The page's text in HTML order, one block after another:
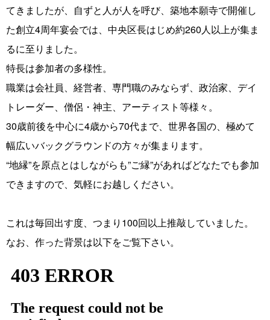
てきましたが、自ずと人が人を呼び、築地本願寺で開催し
た創立4周年宴会では、中央区長はじめ約260人以上が集ま
るに至りました。
特長は参加者の多様性。
職業は会社員、経営者、専門職のみならず、政治家、デイ
トレーダー、僧侶・神主、アーティスト等様々。
30歳前後を中心に4歳から70代まで、世界各国の、極めて
幅広いバックグラウンドの方々が集まります。
“地縁”を原点とはしながらも”ご縁”があればどなたでも参加
できますので、気軽にお越しください。
これは毎回出す度、つまり100回以上推敲していました。
なお、作った背景は以下をご覧下さい。